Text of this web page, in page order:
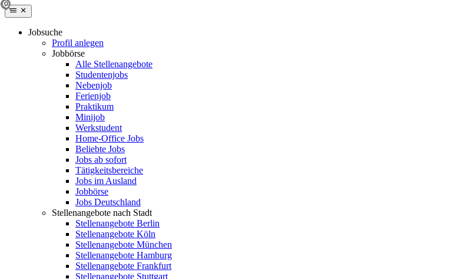
Jobsuche
Profil anlegen
Jobbörse
Alle Stellenangebote
Studentenjobs
Nebenjob
Ferienjob
Praktikum
Minijob
Werkstudent
Home-Office Jobs
Beliebte Jobs
Jobs ab sofort
Tätigkeitsbereiche
Jobs im Ausland
Jobbörse
Jobs Deutschland
Stellenangebote nach Stadt
Stellenangebote Berlin
Stellenangebote Köln
Stellenangebote München
Stellenangebote Hamburg
Stellenangebote Frankfurt
Stellenangebote Stuttgart